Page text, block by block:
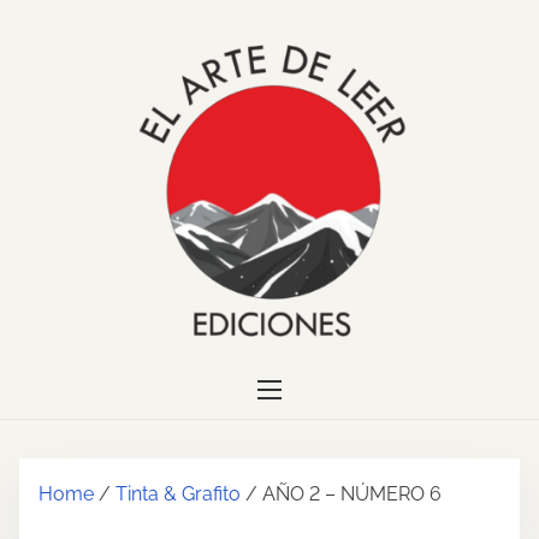
Home / Tinta & Grafito / AÑO 2 – NÚMERO 6